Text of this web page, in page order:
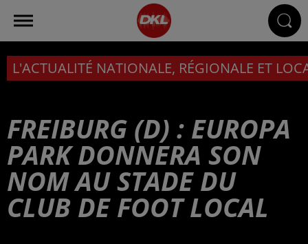
L'ACTUALITÉ NATIONALE, RÉGIONALE ET
FREIBURG (D) : EUROPA
PARK DONNERA SON
NOM AU STADE DU
CLUB DE FOOT LOCAL